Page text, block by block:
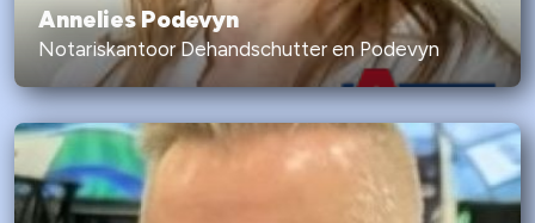
Annelies Podevyn
Notariskantoor Dehandschutter en Podevyn